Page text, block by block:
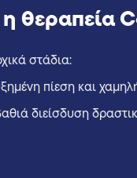
θεραπεία
στάδια:
πίεση και
διείσδυση